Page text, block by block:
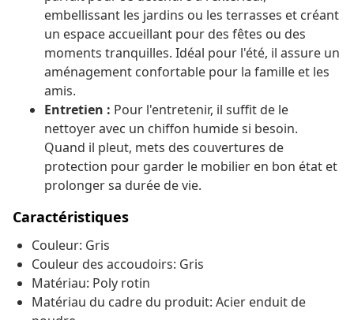
embellissant les jardins ou les terrasses et créant
un espace accueillant pour des fêtes ou des
moments tranquilles. Idéal pour l'été, il assure un
aménagement confortable pour la famille et les
amis.
Entretien : Pour l'entretenir, il suffit de le
nettoyer avec un chiffon humide si besoin.
Quand il pleut, mets des couvertures de
protection pour garder le mobilier en bon état et
prolonger sa durée de vie.
Caractéristiques
Couleur: Gris
Couleur des accoudoirs: Gris
Matériau: Poly rotin
Matériau du cadre du produit: Acier enduit de